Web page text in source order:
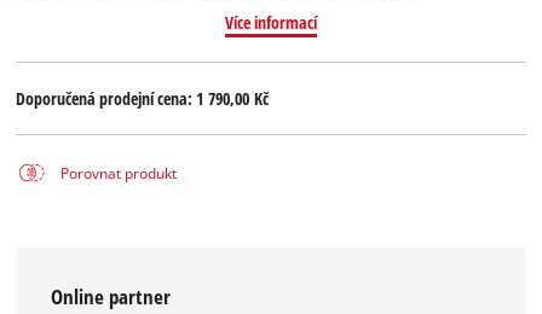
Více informací
Doporučená prodejní cena:1 790,00 Kč
Porovnat produkt
Online partner